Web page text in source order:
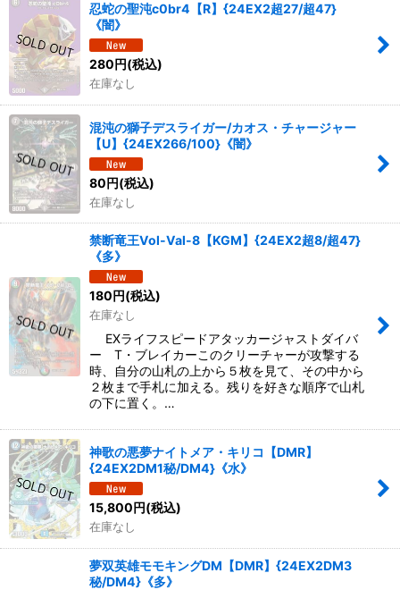
忍蛇の聖沌c0br4【R】{24EX2超27/超47}
《闇》
280円(税込)
在庫なし
混沌の獅子デスライガー/カオス・チャージャー
【U】{24EX266/100}《闇》
80円(税込)
在庫なし
禁断竜王Vol-Val-8【KGM】{24EX2超8/超47}
《多》
180円(税込)
在庫なし
EXライフスピードアタッカージャストダイバ
ー T・ブレイカーこのクリーチャーが攻撃する
時、自分の山札の上から５枚を見て、その中から
２枚まで手札に加える。残りを好きな順序で山札
の下に置く。…
神歌の悪夢ナイトメア・キリコ【DMR】
{24EX2DM1秘/DM4}《水》
15,800円(税込)
在庫なし
夢双英雄モモキングDM【DMR】{24EX2DM3
秘/DM4}《多》